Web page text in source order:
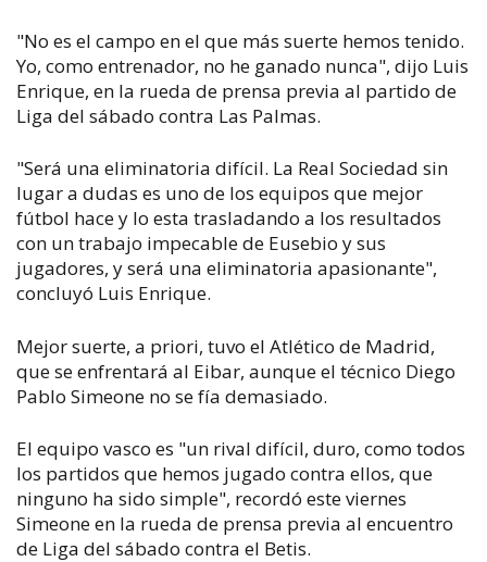
"No es el campo en el que más suerte hemos tenido.
Yo, como entrenador, no he ganado nunca", dijo Luis
Enrique, en la rueda de prensa previa al partido de
Liga del sábado contra Las Palmas.
"Será una eliminatoria difícil. La Real Sociedad sin
lugar a dudas es uno de los equipos que mejor
fútbol hace y lo esta trasladando a los resultados
con un trabajo impecable de Eusebio y sus
jugadores, y será una eliminatoria apasionante",
concluyó Luis Enrique.
Mejor suerte, a priori, tuvo el Atlético de Madrid,
que se enfrentará al Eibar, aunque el técnico Diego
Pablo Simeone no se fía demasiado.
El equipo vasco es "un rival difícil, duro, como todos
los partidos que hemos jugado contra ellos, que
ninguno ha sido simple", recordó este viernes
Simeone en la rueda de prensa previa al encuentro
de Liga del sábado contra el Betis.